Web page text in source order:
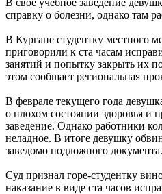
справку о болезни, однако там
В Кургане студентку местного
приговорили к ста часам
занятий и попытку закрыть их
этом сообщает региональная
В феврале текущего года
о плохом состоянии здоровья и
заведение. Однако работники
неладное. В итоге девушку
заведомо подложного документа.
Суд признал горе-студентку
наказание в виде ста часов